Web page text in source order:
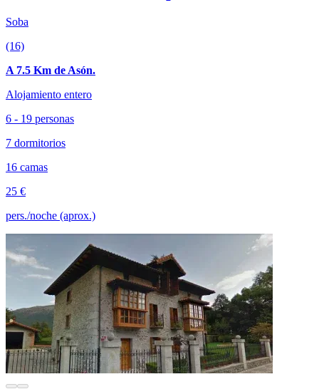
Soba
(16)
A 7.5 Km de Asón.
Alojamiento entero
6 - 19 personas
7 dormitorios
16 camas
25 €
pers./noche (aprox.)